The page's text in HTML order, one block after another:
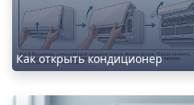
Как открыть кондиционер